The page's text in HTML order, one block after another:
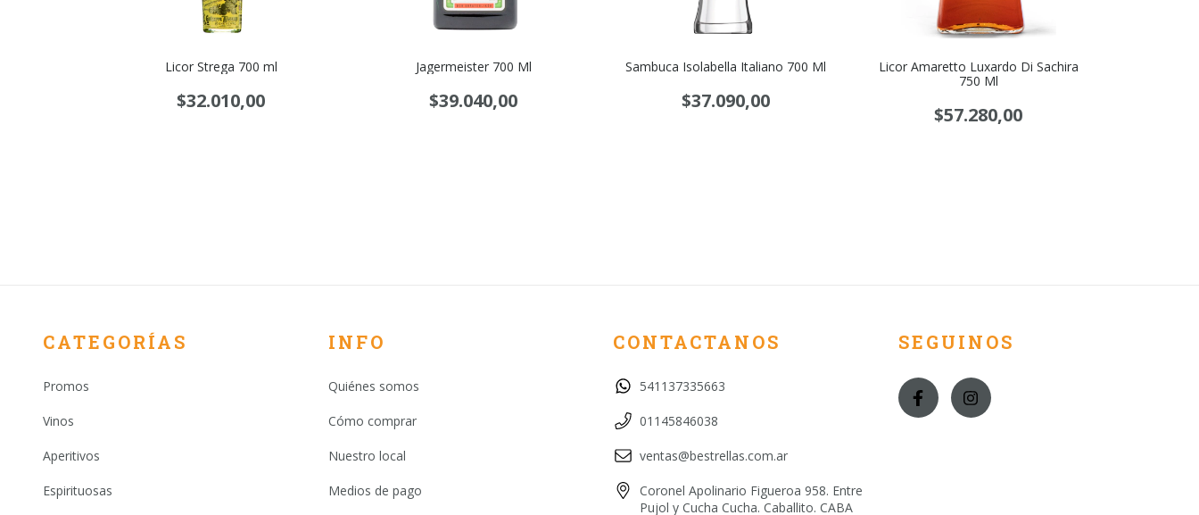
Licor Strega 700 ml
$32.010,00
Jagermeister 700 Ml
$39.040,00
Sambuca Isolabella Italiano 700 Ml
$37.090,00
Licor Amaretto Luxardo Di Sachira
750 Ml
$57.280,00
CATEGORÍAS
Promos
Vinos
Aperitivos
Espirituosas
INFO
Quiénes somos
Cómo comprar
Nuestro local
Medios de pago
CONTACTANOS
541137335663
01145846038
ventas@bestrellas.com.ar
Coronel Apolinario Figueroa 958. Entre
Pujol y Cucha Cucha. Caballito. CABA
SEGUINOS